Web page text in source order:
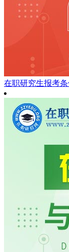
在职研究生报考条